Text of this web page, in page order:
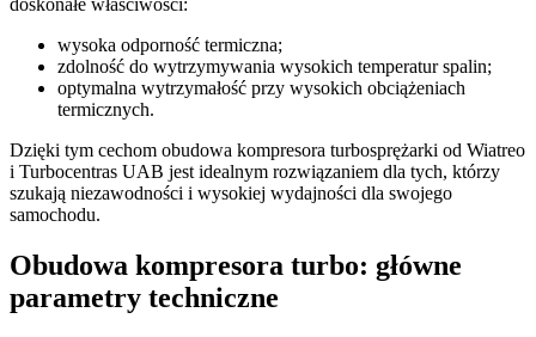
doskonałe właściwości:
wysoka odporność termiczna;
zdolność do wytrzymywania wysokich temperatur spalin;
optymalna wytrzymałość przy wysokich obciążeniach
termicznych.
Dzięki tym cechom obudowa kompresora turbosprężarki od Wiatreo
i Turbocentras UAB jest idealnym rozwiązaniem dla tych, którzy
szukają niezawodności i wysokiej wydajności dla swojego
samochodu.
Obudowa kompresora turbo: główne
parametry techniczne